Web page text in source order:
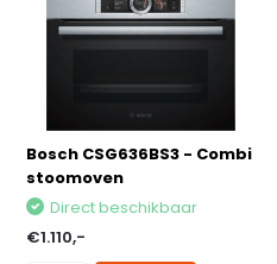
Bosch CSG636BS3 - Combi
stoomoven
Direct beschikbaar
€1.110,-